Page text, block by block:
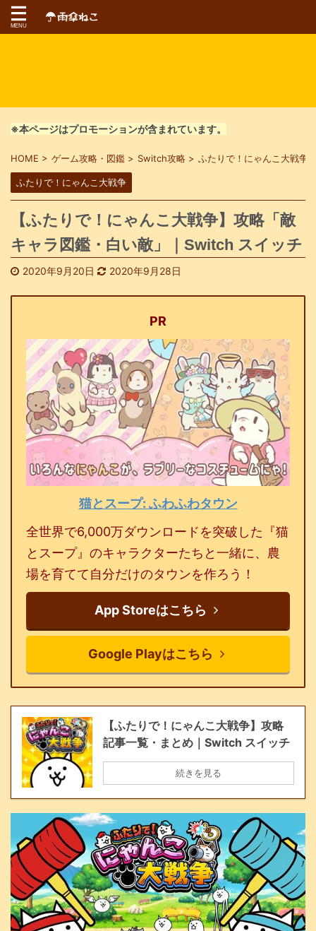
※本ページはプロモーションが含まれています。
HOME > ゲーム攻略・図鑑 > Switch攻略 > ふたりで！にゃんこ大戦争
ふたりで！にゃんこ大戦争
【ふたりで！にゃんこ大戦争】攻略「敵
キャラ図鑑・白い敵」｜Switch スイッチ
2020年9月20日 2020年9月28日
PR
猫とスープ: ふわふわタウン
全世界で6,000万ダウンロードを突破した『猫
とスープ』のキャラクターたちと一緒に、農
場を育てて自分だけのタウンを作ろう！
App Storeはこちら
Google Playはこちら
【ふたりで！にゃんこ大戦争】攻略
記事一覧・まとめ｜Switch スイッチ
続きを見る